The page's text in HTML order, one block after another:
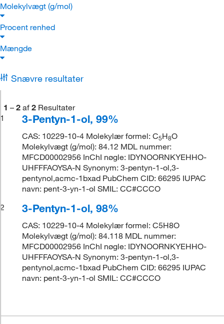
Molekylvægt (g/mol)
Procent renhed
Mængde
Snævre resultater
1 – 2 af 2 Resultater
1
3-Pentyn-1-ol, 99%
CAS: 10229-10-4 Molekylær formel: C5H8O
Molekylvægt (g/mol): 84.12 MDL nummer:
MFCD00002956 InChI nøgle: IDYNOORNKYEHHO-
UHFFFAOYSA-N Synonym: 3-pentyn-1-ol,3-
pentynol,acmc-1bxad PubChem CID: 66295 IUPAC
navn: pent-3-yn-1-ol SMIL: CC#CCCO
2
3-Pentyn-1-ol, 98%
CAS: 10229-10-4 Molekylær formel: C5H8O
Molekylvægt (g/mol): 84.118 MDL nummer:
MFCD00002956 InChI nøgle: IDYNOORNKYEHHO-
UHFFFAOYSA-N Synonym: 3-pentyn-1-ol,3-
pentynol,acmc-1bxad PubChem CID: 66295 IUPAC
navn: pent-3-yn-1-ol SMIL: CC#CCCO